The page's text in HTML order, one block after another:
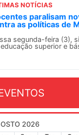
NOTÍCIAS
as atividades
na Argentina
de docentes
da Argentina...
2026